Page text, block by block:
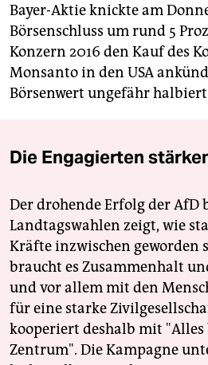
Bayer-Aktie knickte am
Börsenschluss um rund 5
Konzern 2016 den Kauf des
Monsanto in den USA
Börsenwert ungefähr
Die Engagierten
Der drohende Erfolg der AfD
Landtagswahlen zeigt, wie
Kräfte inzwischen geworden
braucht es Zusammenhalt
und vor allem mit den
für eine starke
kooperiert deshalb mit
Zentrum". Die Kampagne